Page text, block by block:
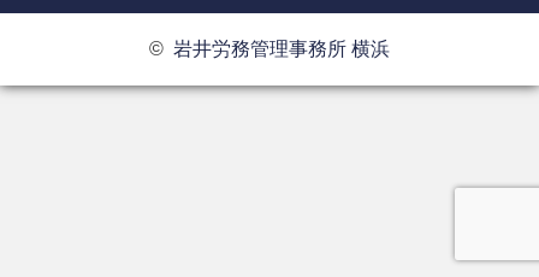
© 岩井労務管理事務所 横浜